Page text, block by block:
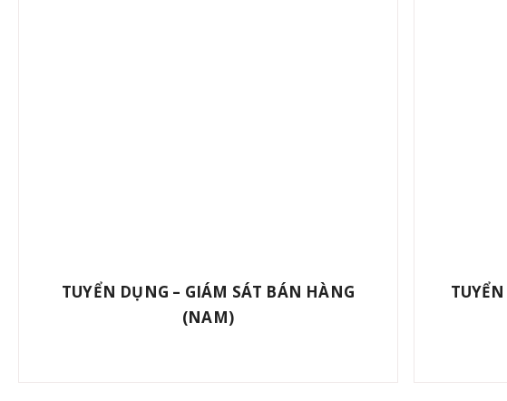
TUYỂN DỤNG – GIÁM SÁT BÁN HÀNG
(NAM)